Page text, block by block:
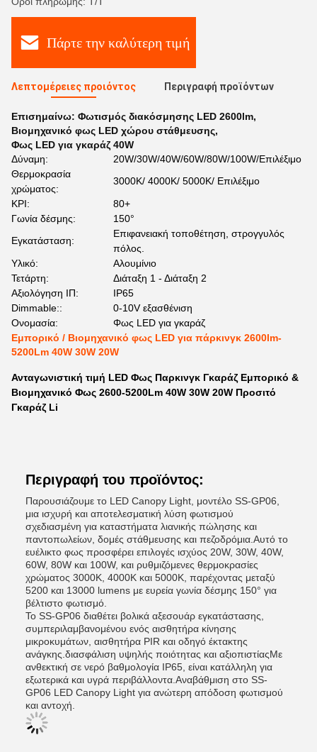
Πάρτε την καλύτερη τιμή
Λεπτομέρειες προιόντος Περιγραφή προϊόντων
Επισημαίνω: Φωτισμός διακόσμησης LED 2600lm,
Βιομηχανικό φως LED χώρου στάθμευσης,
Φως LED για γκαράζ 40W
Δύναμη:
20W/30W/40W/60W/80W/100W/Επιλέξιμο
Θερμοκρασία
χρώματος:
3000K/ 4000K/ 5000K/ Επιλέξιμο
ΚΡΙ:
80+
Γωνία δέσμης:
150°
Εγκατάσταση:
Επιφανειακή τοποθέτηση, στρογγυλός
πόλος.
Υλικό:
Αλουμίνιο
Τετάρτη:
Διάταξη 1 - Διάταξη 2
Αξιολόγηση ΙΠ:
IP65
Dimmable::
0-10V εξασθένιση
Ονομασία:
Φως LED για γκαράζ
Εμπορικό / Βιομηχανικό φως LED για πάρκινγκ 2600lm-
5200Lm 40W 30W 20W
Ανταγωνιστική τιμή LED Φως Παρκινγκ Γκαράζ Εμπορικό &
Βιομηχανικό Φως 2600-5200Lm 40W 30W 20W Προσιτό
Γκαράζ Li
Περιγραφή του προϊόντος:
Παρουσιάζουμε το LED Canopy Light, μοντέλο SS-GP06,
μια ισχυρή και αποτελεσματική λύση φωτισμού
σχεδιασμένη για καταστήματα λιανικής πώλησης και
παντοπωλείων, δομές στάθμευσης και πεζοδρόμια.Αυτό το
ευέλικτο φως προσφέρει επιλογές ισχύος 20W, 30W, 40W,
60W, 80W και 100W, και ρυθμιζόμενες θερμοκρασίες
χρώματος 3000K, 4000K και 5000K, παρέχοντας μεταξύ
5200 και 13000 lumens με ευρεία γωνία δέσμης 150° για
βέλτιστο φωτισμό.
Το SS-GP06 διαθέτει βολικά αξεσουάρ εγκατάστασης,
συμπεριλαμβανομένου ενός αισθητήρα κίνησης
μικροκυμάτων, αισθητήρα PIR και οδηγό έκτακτης
ανάγκης.διασφάλιση υψηλής ποιότητας και αξιοπιστίαςΜε
ανθεκτική σε νερό βαθμολογία IP65, είναι κατάλληλη για
εξωτερικά και υγρά περιβάλλοντα.Αναβάθμιση στο SS-
GP06 LED Canopy Light για ανώτερη απόδοση φωτισμού
και αντοχή.